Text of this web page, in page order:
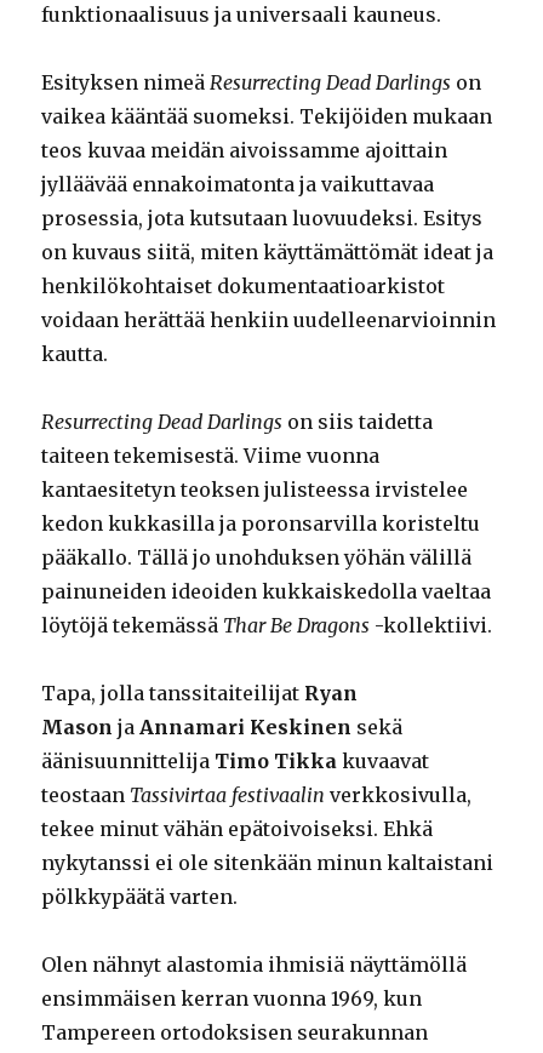
funktionaalisuus ja universaali kauneus.
Esityksen nimeäResurrecting Dead Darlings on
vaikea kääntää suomeksi. Tekijöiden mukaan
teos kuvaa meidän aivoissamme ajoittain
jylläävää ennakoimatonta ja vaikuttavaa
prosessia, jota kutsutaan luovuudeksi. Esitys
on kuvaus siitä, miten käyttämättömät ideat ja
henkilökohtaiset dokumentaatioarkistot
voidaan herättää henkiin uudelleenarvioinnin
kautta.
Resurrecting Dead Darlings on siis taidetta
taiteen tekemisestä. Viime vuonna
kantaesitetyn teoksen julisteessa irvistelee
kedon kukkasilla ja poronsarvilla koristeltu
pääkallo. Tällä jo unohduksen yöhän välillä
painuneiden ideoiden kukkaiskedolla vaeltaa
löytöjä tekemässä Thar Be Dragons -kollektiivi.
Tapa, jolla tanssitaiteilijat Ryan
Mason jaAnnamari Keskinen sekä
äänisuunnittelija Timo Tikka kuvaavat
teostaan Tassivirtaa festivaalin verkkosivulla,
tekee minut vähän epätoivoiseksi. Ehkä
nykytanssi ei ole sitenkään minun kaltaistani
pölkkypäätä varten.
Olen nähnyt alastomia ihmisiä näyttämöllä
ensimmäisen kerran vuonna 1969, kun
Tampereen ortodoksisen seurakunnan